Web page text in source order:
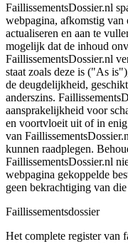
FaillissementsDossier.nl
webpagina, afkomstig van
actualiseren en aan te
mogelijk dat de inhoud
FaillissementsDossier.nl
staat zoals deze is ("As
de deugdelijkheid,
anderszins.
aansprakelijkheid voor
en voortvloeit uit of in
van
kunnen raadplegen.
FaillissementsDossier.nl
webpagina gekoppelde
geen bekrachtiging van
Faillissementsdossier
Het complete register van